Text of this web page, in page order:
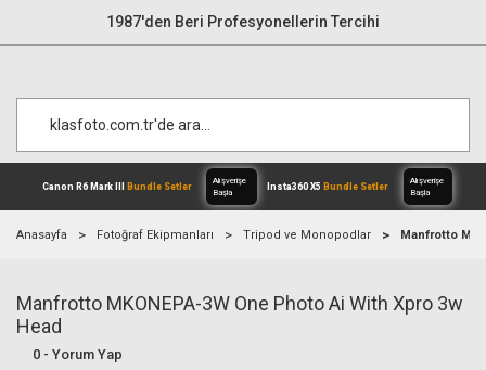
1987'den Beri Profesyonellerin Tercihi
Canon R6 Mark IIIBundle Setler
Alışverişe
Anasayfa Fotoğraf Ekipmanları Tripod ve Monopodlar Manfrotto
Manfrotto MKONEPA-3W One Photo Ai With Xpro 3w
Head
0 - Yorum Yap